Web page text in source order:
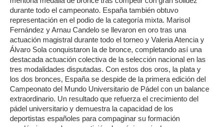
durante todo el campeonato. España también obtuvo
representación en el podio de la categoría mixta. Marisol
Fernández y Arnau Candelo se llevaron en oro tras una
actuación magistral durante todo el torneo y Valeria Atencia y
Álvaro Sola conquistaron la de bronce, completando así una
destacada actuación colectiva de la selección nacional en las
tres modalidades disputadas. Con estos dos oros, la plata y
los dos bronces, España se despide de la primera edición del
Campeonato del Mundo Universitario de Pádel con un balance
extraordinario. Un resultado que refuerza el crecimiento del
pádel universitario y demuestra la capacidad de los
deportistas españoles para compaginar su formación